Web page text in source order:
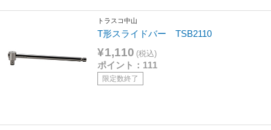
トラスコ中山
T形スライドバー TSB2110
¥1,110 (税込)
ポイント：111
限定数終了